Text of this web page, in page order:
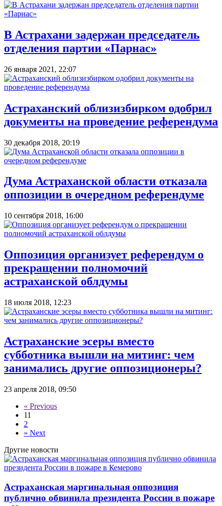
В Астрахани задержан председатель
отделения партии «Парнас»
26 января 2021, 22:07
Астраханский облизизбирком одобрил
документы на проведение референдума
30 декабря 2018, 20:19
Дума Астраханской области отказала
оппозиции в очередном референдуме
10 сентября 2018, 16:00
Оппозиция организует референдум о
прекращении полномочий
астраханской облдумы
18 июля 2018, 12:23
Астраханские эсеры вместо
субботника вышли на митинг: чем
занимались другие оппозиционеры?
23 апреля 2018, 09:50
« Previous
11
2
» Next
Другие новости
Астраханская маргинальная оппозиция
публично обвинила президента России в пожаре